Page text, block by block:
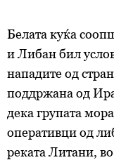
Белата куќа
и Либан бил
нападите од
поддржана од
дека групата
оперативци од
реката Литани,